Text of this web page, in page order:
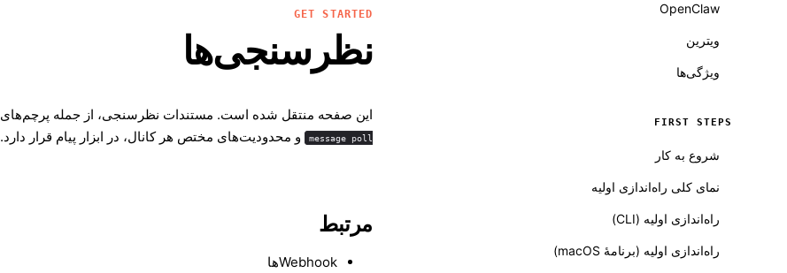
OpenClaw
ویترین
ویژگی‌ها
FIRST STEPS
شروع به کار
نمای کلی راه‌اندازی اولیه
راه‌اندازی اولیه (CLI)
راه‌اندازی اولیه (برنامهٔ macOS)
GET STARTED
نظرسنجی‌ها
این صفحه منتقل شده است. مستندات نظرسنجی، از جمله پرچم‌های
message poll و محدودیت‌های مختص هر کانال، در ابزار پیام قرار دارد.
مرتبط
Webhookها
Molty